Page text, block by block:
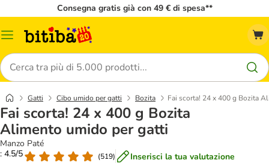
Consegna gratis già con 49 € di spesa**
Overview
Cerca
Gatti Cibo umido per gatti Bozita Fai scorta! 24 x 400 g Bozita
Fai scorta! 24 x 400 g Bozita
Alimento umido per gatti
Manzo Paté
: 4.5/5
(519) Inserisci la tua valutazione